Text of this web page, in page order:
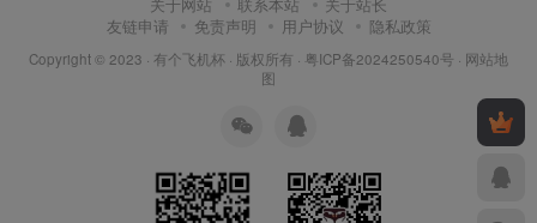
友链申请
免责声明 用户协议 隐私政策
Copyright © 2023 · 有个飞机杯 · 版权所有 · 粤ICP备2024250540号 · 网站地
图